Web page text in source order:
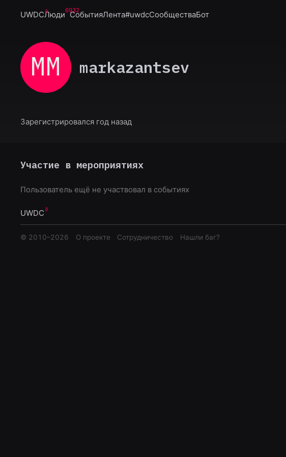
UWDCЛюди6932
СобытияЛента#uwdcСообществаБот
MM markazantsev
Зарегистрировался год назад
Участие в мероприятиях
Пользователь ещё не участвовал в событиях
UWDC
© 2010–2026 О проекте Сотрудничество Нашли баг?